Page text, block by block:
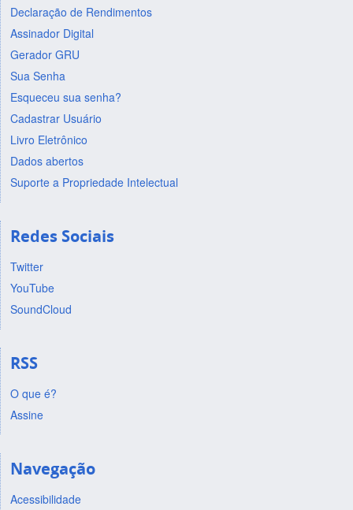
Declaração de Rendimentos
Assinador Digital
Gerador GRU
Sua Senha
Esqueceu sua senha?
Cadastrar Usuário
Livro Eletrônico
Dados abertos
Suporte a Propriedade Intelectual
Redes Sociais
Twitter
YouTube
SoundCloud
RSS
O que é?
Assine
Navegação
Acessibilidade